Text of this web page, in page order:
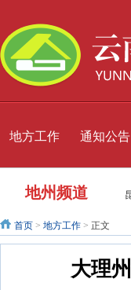
地方工作 通知公告
地州频道
首页 > 地方工作 > 正文
大理